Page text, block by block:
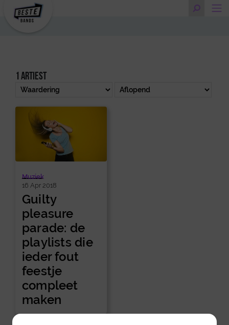
1 artiest
Muziek
16 Apr 2018
Guilty
pleasure
parade: de
playlists die
ieder fout
feestje
compleet
maken